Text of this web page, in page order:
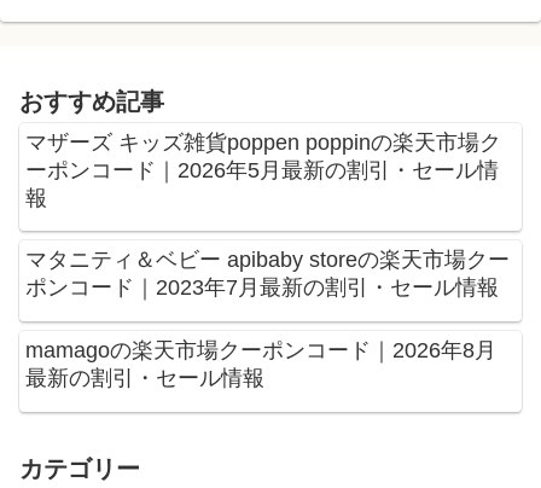
おすすめ記事
マザーズ キッズ雑貨poppen poppinの楽天市場ク
ーポンコード｜2026年5月最新の割引・セール情
報
マタニティ＆ベビー apibaby storeの楽天市場クー
ポンコード｜2023年7月最新の割引・セール情報
mamagoの楽天市場クーポンコード｜2026年8月
最新の割引・セール情報
カテゴリー